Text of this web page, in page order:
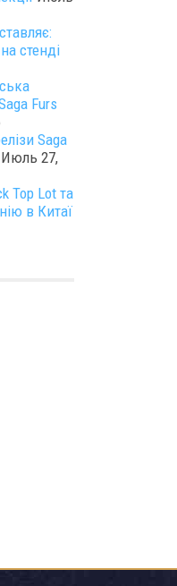
стенді
Furs
Saga
Июль 27,
Top Lot та
в Китаї